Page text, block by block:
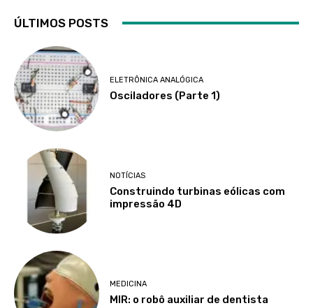
ÚLTIMOS POSTS
ELETRÔNICA ANALÓGICA
Osciladores (Parte 1)
NOTÍCIAS
Construindo turbinas eólicas com
impressão 4D
MEDICINA
MIR: o robô auxiliar de dentista